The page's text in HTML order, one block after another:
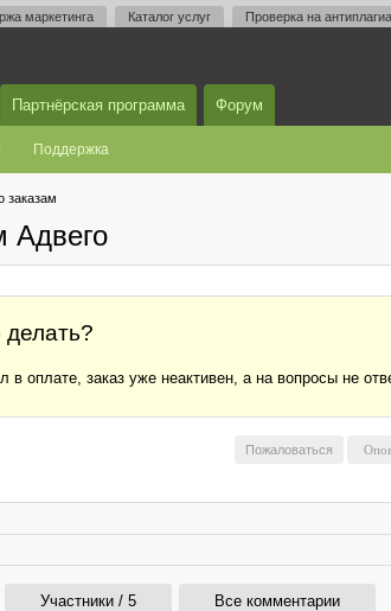
маркетинга Каталог услуг Проверка на
Партнёрская программа Форум
Поддержка
заказам
Адвего
оплате, заказ уже неактивен, а на вопросы не
Пожаловаться
Участники / 5 Все комментарии